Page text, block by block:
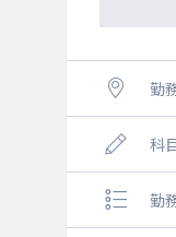
勤
科
勤